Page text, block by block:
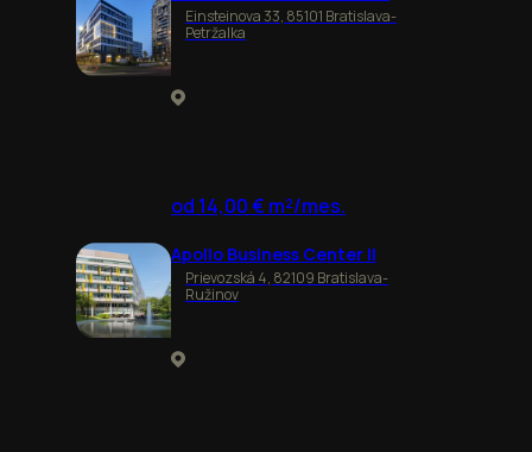
Einsteinova 33, 85101 Bratislava-
Petržalka
od 14,00 € m²/mes.
Apollo Business Center II
Prievozská 4, 82109 Bratislava-
Ružinov